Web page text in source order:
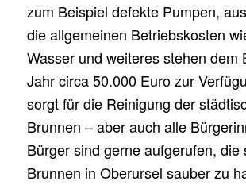
zum Beispiel defekte Pumpen,
die allgemeinen Betriebskosten
Wasser und weiteres stehen dem
Jahr circa 50.000 Euro zur
sorgt für die Reinigung der
Brunnen – aber auch alle
Bürger sind gerne aufgerufen, die
Brunnen in Oberursel sauber zu